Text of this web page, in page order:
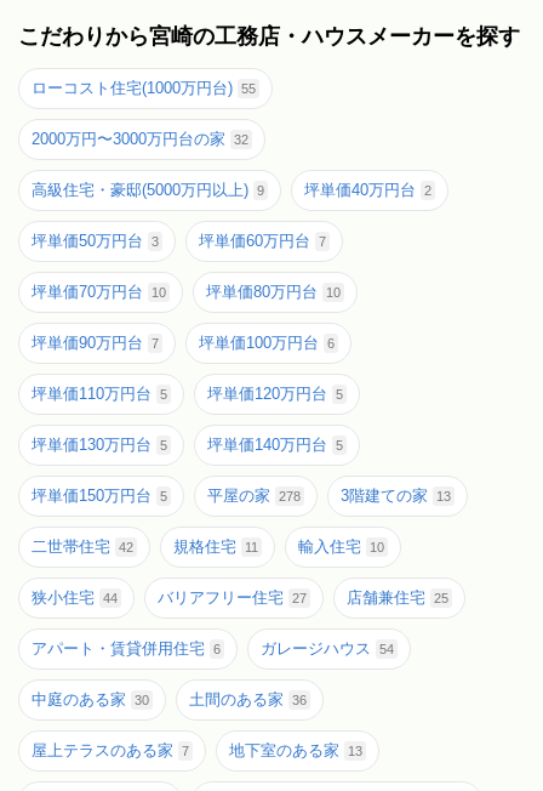
こだわりから宮崎の工務店・ハウスメーカーを探す
ローコスト住宅(1000万円台) 55
2000万円〜3000万円台の家 32
高級住宅・豪邸(5000万円以上) 9 坪単価40万円台 2
坪単価50万円台 3 坪単価60万円台 7
坪単価70万円台 10 坪単価80万円台 10
坪単価90万円台 7 坪単価100万円台 6
坪単価110万円台 5 坪単価120万円台 5
坪単価130万円台 5 坪単価140万円台 5
坪単価150万円台 5 平屋の家 278 3階建ての家 13
二世帯住宅 42 規格住宅 11 輸入住宅 10
狭小住宅 44 バリアフリー住宅 27 店舗兼住宅 25
アパート・賃貸併用住宅 6 ガレージハウス 54
中庭のある家 30 土間のある家 36
屋上テラスのある家 7 地下室のある家 13